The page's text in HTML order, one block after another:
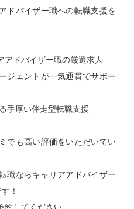
ドバイザー職への転職支援を
ドバイザー職の厳選求人
ジェントが一気通貫でサポー
手厚い伴走型転職支援
でも高い評価をいただいてい
職ならキャリアアドバイザー
！